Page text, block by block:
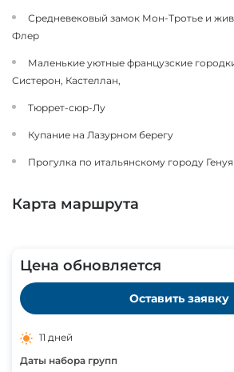
Средневековый замок Мон-Тротье и
Флер
Маленькие уютные французские
Систерон, Кастеллан,
Тюррет-сюр-Лу
Купание на Лазурном берегу
Прогулка по итальянскому городу Генуя
Карта маршрута
Цена обновляется
Оставить заявку
11 дней
Даты набора групп